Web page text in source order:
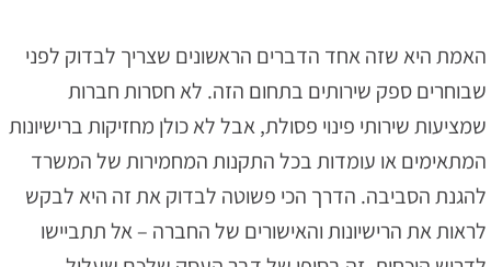
האמת היא שזה אחד הדברים הראשונים שצריך לבדוק לפני
שבוחרים ספק שירותים בתחום הזה. לא חסרות חברות
שמציעות שירותי פינוי פסולת, אבל לא כולן מחזיקות ברישיונות
המתאימים או עומדות בכל התקנות המחמירות של המשרד
להגנת הסביבה. הדרך הכי פשוטה לבדוק את זה היא לבקש
לראות את הרישיונות והאישורים של החברה – אל תתביישו